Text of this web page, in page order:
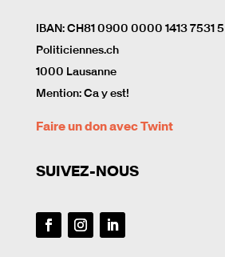
IBAN: CH81 0900 0000 1413 7531 5
Politiciennes.ch
1000 Lausanne
Mention: Ca y est!
Faire un don avec Twint
SUIVEZ-NOUS